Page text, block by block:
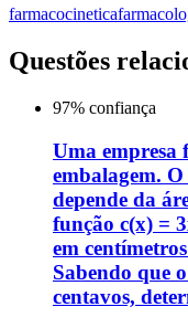
farmacocinetica
Questões
97% confiança
Uma empresa
embalagem.
depende da
função c(x) =
em
Sabendo que
centavos,